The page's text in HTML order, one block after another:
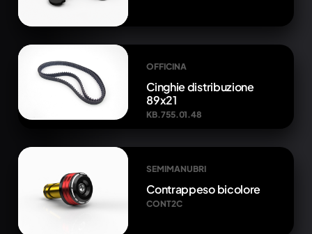
OFFICINA
Cinghie distribuzione
89x21
KB.755.01.48
SEMIMANUBRI
Contrappeso bicolore
CONT2C